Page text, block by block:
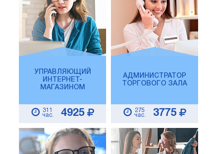
УПРАВЛЯЮЩИЙ
ИНТЕРНЕТ-
МАГАЗИНОМ
311
час.
4925
АДМИНИСТРАТОР
ТОРГОВОГО ЗАЛА
275
час.
3775